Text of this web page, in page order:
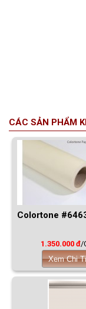
CÁC SẢN PHẨM
Colortone
1.350.000 đ/
Xem Chi